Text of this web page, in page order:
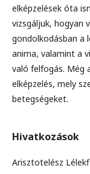
elképzelések óta
vizsgáljuk, hogyan
gondolkodásban a
anima, valamint a
való felfogás. Még
elképzelés, mely
betegségeket.
Hivatkozások
Arisztotelész